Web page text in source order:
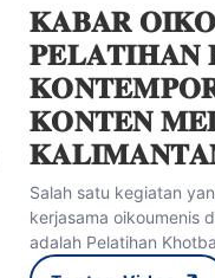
𝐊𝐀𝐁𝐀𝐑
𝐊𝐎𝐍𝐓𝐄𝐍
Salah satu kegiatan
kerjasama oikoumenis
adalah Pelatihan